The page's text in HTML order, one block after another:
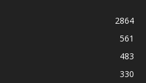
2864
561
483
330